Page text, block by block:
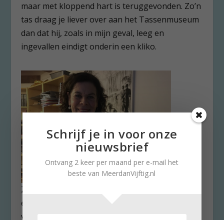
maar met kloppend hart is teruggevonden. Zo’n
tas draag je liever over aan het Tassenmuseum
dan dat hij, zoals in mijn geval, leeg en
ingevallen eindigt onderin een kliko.
Zo’n prachtige Indische enveloppe uit
exotisch leer toont Marion Timmers
van het Tassenmuseum verdient
Schrijf je in voor onze
nieuwsbrief
Ontvang 2 keer per maand per e-mail het
beste van MeerdanVijftig.nl